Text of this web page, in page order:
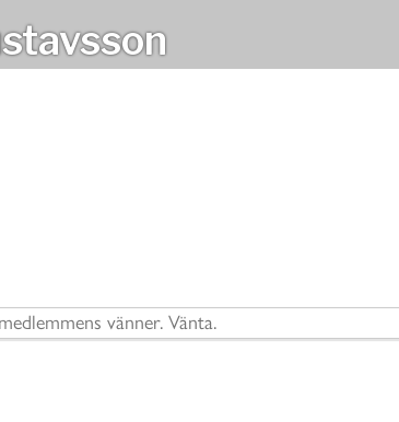
vänner. Vänta.